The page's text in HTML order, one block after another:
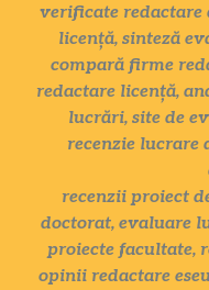
verificate redactare
licență, sinteză
compară firme
redactare licență,
lucrări, site de
recenzie lucrare
recenzii proiect
doctorat, evaluare
proiecte facultate,
opinii redactare